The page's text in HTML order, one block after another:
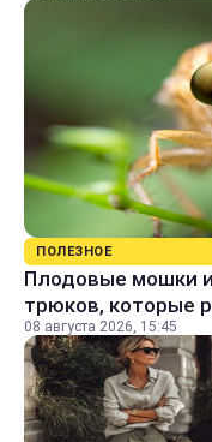
ПОЛЕЗНОЕ
Плодовые мошки
трюков, которые
08 августа 2026, 15:45